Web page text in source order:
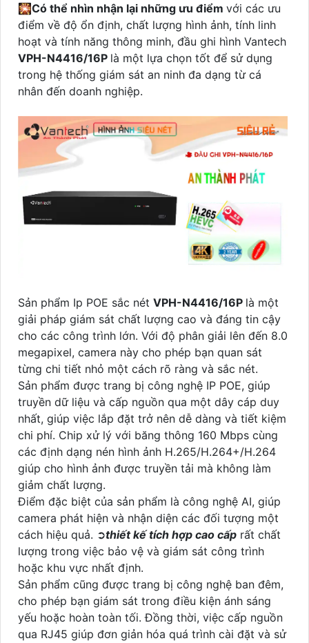
🎇Có thể nhìn nhận lại những ưu điểm với các ưu
điểm về độ ổn định, chất lượng hình ảnh, tính linh
hoạt và tính năng thông minh, đầu ghi hình Vantech
VPH-N4416/16P là một lựa chọn tốt để sử dụng
trong hệ thống giám sát an ninh đa dạng từ cá
nhân đến doanh nghiệp.
Sản phẩm Ip POE sắc nét VPH-N4416/16P là một
giải pháp giám sát chất lượng cao và đáng tin cậy
cho các công trình lớn. Với độ phân giải lên đến 8.0
megapixel, camera này cho phép bạn quan sát
từng chi tiết nhỏ một cách rõ ràng và sắc nét.
Sản phẩm được trang bị công nghệ IP POE, giúp
truyền dữ liệu và cấp nguồn qua một dây cáp duy
nhất, giúp việc lắp đặt trở nên dễ dàng và tiết kiệm
chi phí. Chip xử lý với băng thông 160 Mbps cùng
các định dạng nén hình ảnh H.265/H.264+/H.264
giúp cho hình ảnh được truyền tải mà không làm
giảm chất lượng.
Điểm đặc biệt của sản phẩm là công nghệ AI, giúp
camera phát hiện và nhận diện các đối tượng một
cách hiệu quả. ➲thiết kế tích hợp cao cấp rất chất
lượng trong việc bảo vệ và giám sát công trình
hoặc khu vực nhất định.
Sản phẩm cũng được trang bị công nghệ ban đêm,
cho phép bạn giám sát trong điều kiện ánh sáng
yếu hoặc hoàn toàn tối. Đồng thời, việc cấp nguồn
qua RJ45 giúp đơn giản hóa quá trình cài đặt và sử